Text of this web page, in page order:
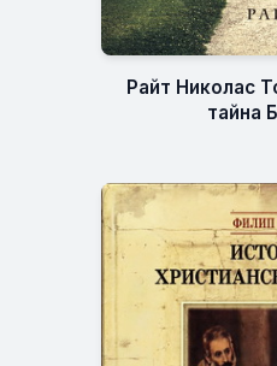
Райт Николас
тайна